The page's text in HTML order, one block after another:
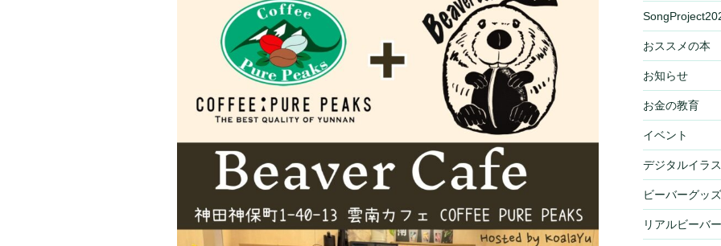
おススメの本
お知らせ
お金の教育
イベント
デジタルイラ
ビーバーグッズ
リアルビーバー